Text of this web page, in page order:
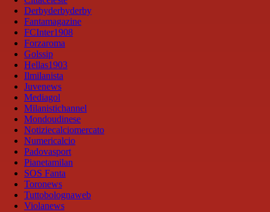
Derbyderbyderby
Fantamagazine
FCInter1908
Forzaroma
Golssip
Hellas1903
Ilmilanista
Juvenews
Mediagol
Milanistichannel
Mondoudinese
Notiziecalciomercato
Numericalcio
Padovasport
Pianetamilan
SOS Fanta
Toronews
Tuttobolognaweb
Violanews